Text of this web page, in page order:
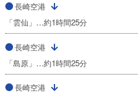
長崎空港
「雲仙」…約1時間25分
長崎空港
「島原」…約1時間25分
長崎空港